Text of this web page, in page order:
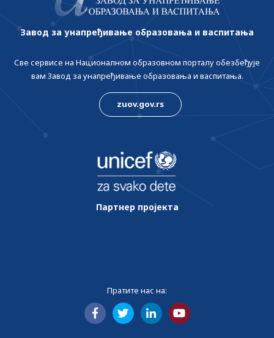
Завод за унапређивање образовања и васпитања
Све сервисе на Националном образовном порталу обезбеђује
вам Завод за унапређивање образовања и васпитања.
zuov.gov.rs
Партнер пројекта
Пратите нас на: